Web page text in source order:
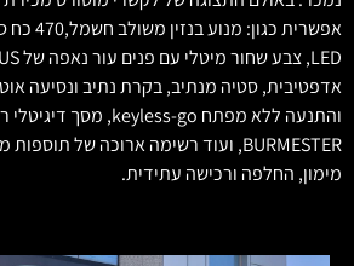
מימון, החלפה ורכישה עתידית.